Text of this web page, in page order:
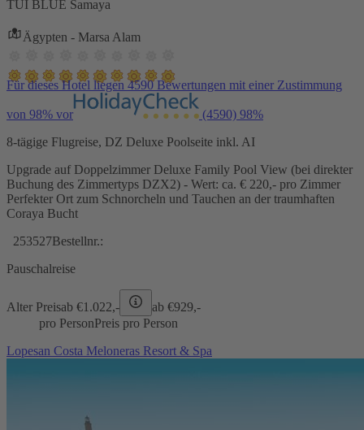
TUI BLUE Samaya
Ägypten - Marsa Alam
Für dieses Hotel liegen 4590 Bewertungen mit einer Zustimmung
von 98% vor (4590) 98%
8-tägige Flugreise, DZ Deluxe Poolseite inkl. AI
Upgrade auf Doppelzimmer Deluxe Family Pool View (bei direkter
Buchung des Zimmertyps DZX2) - Wert: ca. € 220,- pro Zimmer
Perfekter Ort zum Schnorcheln und Tauchen an der traumhaften
Coraya Bucht
253527Bestellnr.:
Pauschalreise
Alter Preisab €1.022,- ab €929,-
pro PersonPreis pro Person
Lopesan Costa Meloneras Resort & Spa